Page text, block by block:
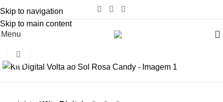
Skip to navigation
Skip to main content
Menu